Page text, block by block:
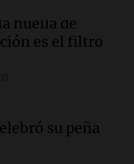
en Shanghái
de funciones
en su
huella de
es el filtro
su peña